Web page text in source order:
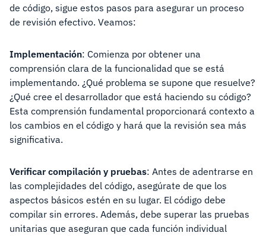
de código, sigue estos pasos para asegurar un proceso
de revisión efectivo. Veamos:
Implementación: Comienza por obtener una
comprensión clara de la funcionalidad que se está
implementando. ¿Qué problema se supone que resuelve?
¿Qué cree el desarrollador que está haciendo su código?
Esta comprensión fundamental proporcionará contexto a
los cambios en el código y hará que la revisión sea más
significativa.
Verificar compilación y pruebas: Antes de adentrarse en
las complejidades del código, asegúrate de que los
aspectos básicos estén en su lugar. El código debe
compilar sin errores. Además, debe superar las pruebas
unitarias que aseguran que cada función individual